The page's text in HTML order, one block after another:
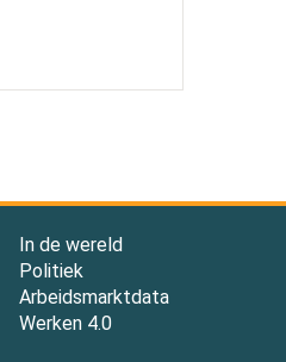
In de wereld
Politiek
Arbeidsmarktdata
Werken 4.0